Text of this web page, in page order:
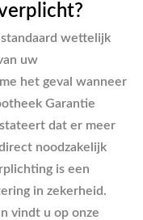
wettelijk
uw
het geval wanneer
Garantie
dat er meer
noodzakelijk
is een
in zekerheid.
vindt u op onze